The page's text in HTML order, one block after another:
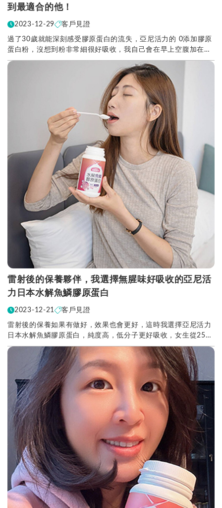
到最適合的他！
2023-12-29 客戶見證
過了30歲就能深刻感受膠原蛋白的流失，亞尼活力的 0添加膠原
蛋白粉，沒想到粉非常細很好吸收，我自己會在早上空腹加在溫
牛奶裡混合飲用。
雷射後的保養夥伴，我選擇無腥味好吸收的亞尼活
力日本水解魚鱗膠原蛋白
2023-12-21 客戶見證
雷射後的保養如果有做好，效果也會更好，這時我選擇亞尼活力
日本水解魚鱗膠原蛋白，純度高，低分子更好吸收，女生從25歲
以後膠原蛋白就一直在流失，每天的保養絕對是不可...